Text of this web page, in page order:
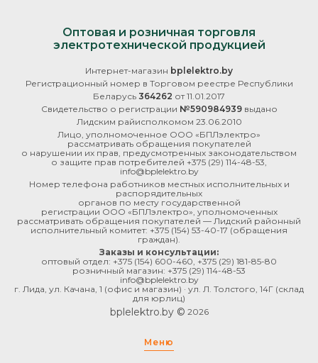
Оптовая и розничная торговля
электротехнической продукцией
Интернет-магазин bplelektro.by
Регистрационный номер в Торговом реестре Республики
Беларусь 364262 от 11.01.2017
Свидетельство о регистрации №590984939выдано
Лидским райисполкомом 23.06.2010
Лицо, уполномоченное ООО «БПЛэлектро»
рассматривать обращения покупателей
о нарушении их прав, предусмотренных законодательством
о защите прав потребителей +375 (29) 114-48-53
info@bplelektro.by
Номер телефона работников местных исполнительных и
распорядительных
органов по месту государственной
регистрации ООО «БПЛэлектро», уполномоченных
рассматривать обращения покупателей — Лидский районный
исполнительный комитет: +375 (154) 53-40-17 (обращения
граждан).
Заказы и консультации:
оптовый отдел: +375 (154) 600-460 +375 (29) 181-85-80
розничный магазин: +375 (29) 114-48-53
info@bplelektro.by
г. Лида, ул. Качана, 1 (офис и магазин) · ул. Л. Толстого, 14Г (склад
для юрлиц)
bplelektro.by © 2026
Меню